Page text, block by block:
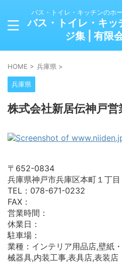
バス・トイレ・キッチンのホ
バス・トイレ・キッ
ジ集 | 有限
HOME > 兵庫県 >
兵庫県
株式会社新居伝神戸営
〒652-0834
兵庫県神戸市兵庫区本町１丁目
TEL：078-671-0232
FAX：
営業時間：
休業日：
駐車場：
業種：インテリア用品店,壁紙
械器具,内装工事,表具店,表装店